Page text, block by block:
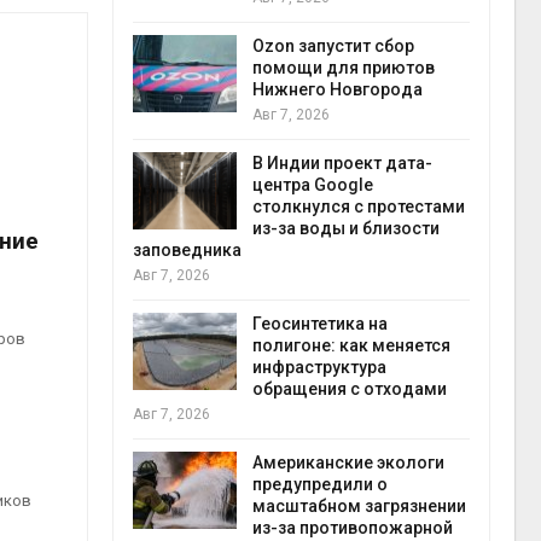
почти в
Ozon запустит сбор
помощи для приютов
Нижнего Новгорода
Авг 7, 2026
В Индии проект дата-
центра Google
столкнулся с протестами
из-за воды и близости
заповедника
Авг 7, 2026
Геосинтетика на
полигоне: как меняется
инфраструктура
обращения с отходами
Авг 7, 2026
Американские экологи
предупредили о
масштабном загрязнении
из-за противопожарной